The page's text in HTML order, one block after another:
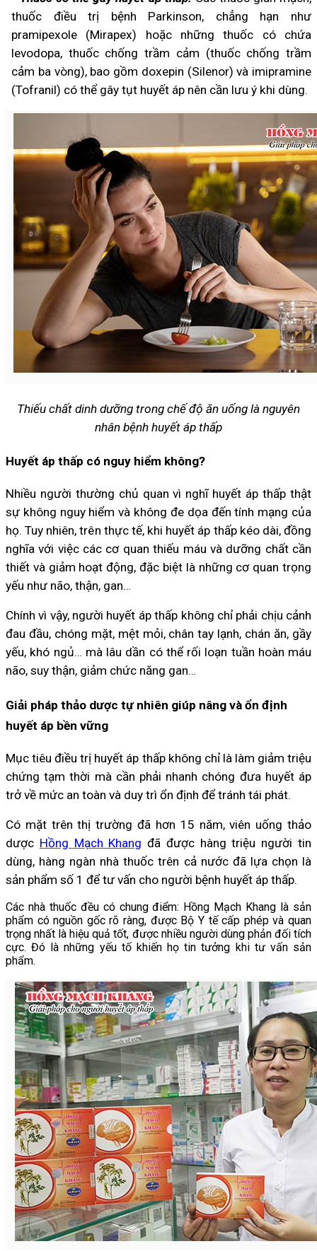
thuốc điều trị bệnh Parkinson, chẳng hạn như
pramipexole (Mirapex) hoặc những thuốc có chứa
levodopa, thuốc chống trầm cảm (thuốc chống trầm
cảm ba vòng), bao gồm doxepin (Silenor) và imipramine
(Tofranil) có thể gây tụt huyết áp nên cần lưu ý khi dùng.
Thiếu chất dinh dưỡng trong chế độ ăn uống là nguyên
nhân bệnh huyết áp thấp
Huyết áp thấp có nguy hiểm không?
Nhiều người thường chủ quan vì nghĩ huyết áp thấp thật
sự không nguy hiểm và không đe dọa đến tính mạng của
họ. Tuy nhiên, trên thực tế, khi huyết áp thấp kéo dài, đồng
nghĩa với việc các cơ quan thiếu máu và dưỡng chất cần
thiết và giảm hoạt động, đặc biệt là những cơ quan trọng
yếu như não, thận, gan…
Chính vì vậy, người huyết áp thấp không chỉ phải chịu cảnh
đau đầu, chóng mặt, mệt mỏi, chân tay lạnh, chán ăn, gầy
yếu, khó ngủ… mà lâu dần có thể rối loạn tuần hoàn máu
não, suy thận, giảm chức năng gan…
Giải pháp thảo dược tự nhiên giúp nâng và ổn định
huyết áp bền vững
Mục tiêu điều trị huyết áp thấp không chỉ là làm giảm triệu
chứng tạm thời mà cần phải nhanh chóng đưa huyết áp
trở về mức an toàn và duy trì ổn định để tránh tái phát.
Có mặt trên thị trường đã hơn 15 năm, viên uống thảo
dược Hồng Mạch Khang đã được hàng triệu người tin
dùng, hàng ngàn nhà thuốc trên cả nước đã lựa chọn là
sản phẩm số 1 để tư vấn cho người bệnh huyết áp thấp.
Các nhà thuốc đều có chung điểm: Hồng Mạch Khang là sản
phẩm có nguồn gốc rõ ràng, được Bộ Y tế cấp phép và quan
trọng nhất là hiệu quả tốt, được nhiều người dùng phản đối tích
cực. Đó là những yếu tố khiến họ tin tưởng khi tư vấn sản
phẩm.